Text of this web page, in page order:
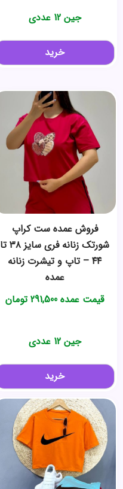
جین 12 عددی
خرید
فروش عمده ست کراپ
شورتک زنانه فری سایز ۳۸ تا
۴۴ – تاپ و تیشرت زنانه
عمده
قیمت عمده291,500 تومان
جین 12 عددی
خرید